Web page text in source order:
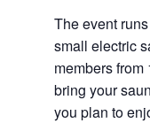
The event
small electric
members from
bring your
you plan to